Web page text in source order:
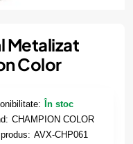
Metalizat
Color
În stoc
CHAMPION COLOR
AVX-CHP061